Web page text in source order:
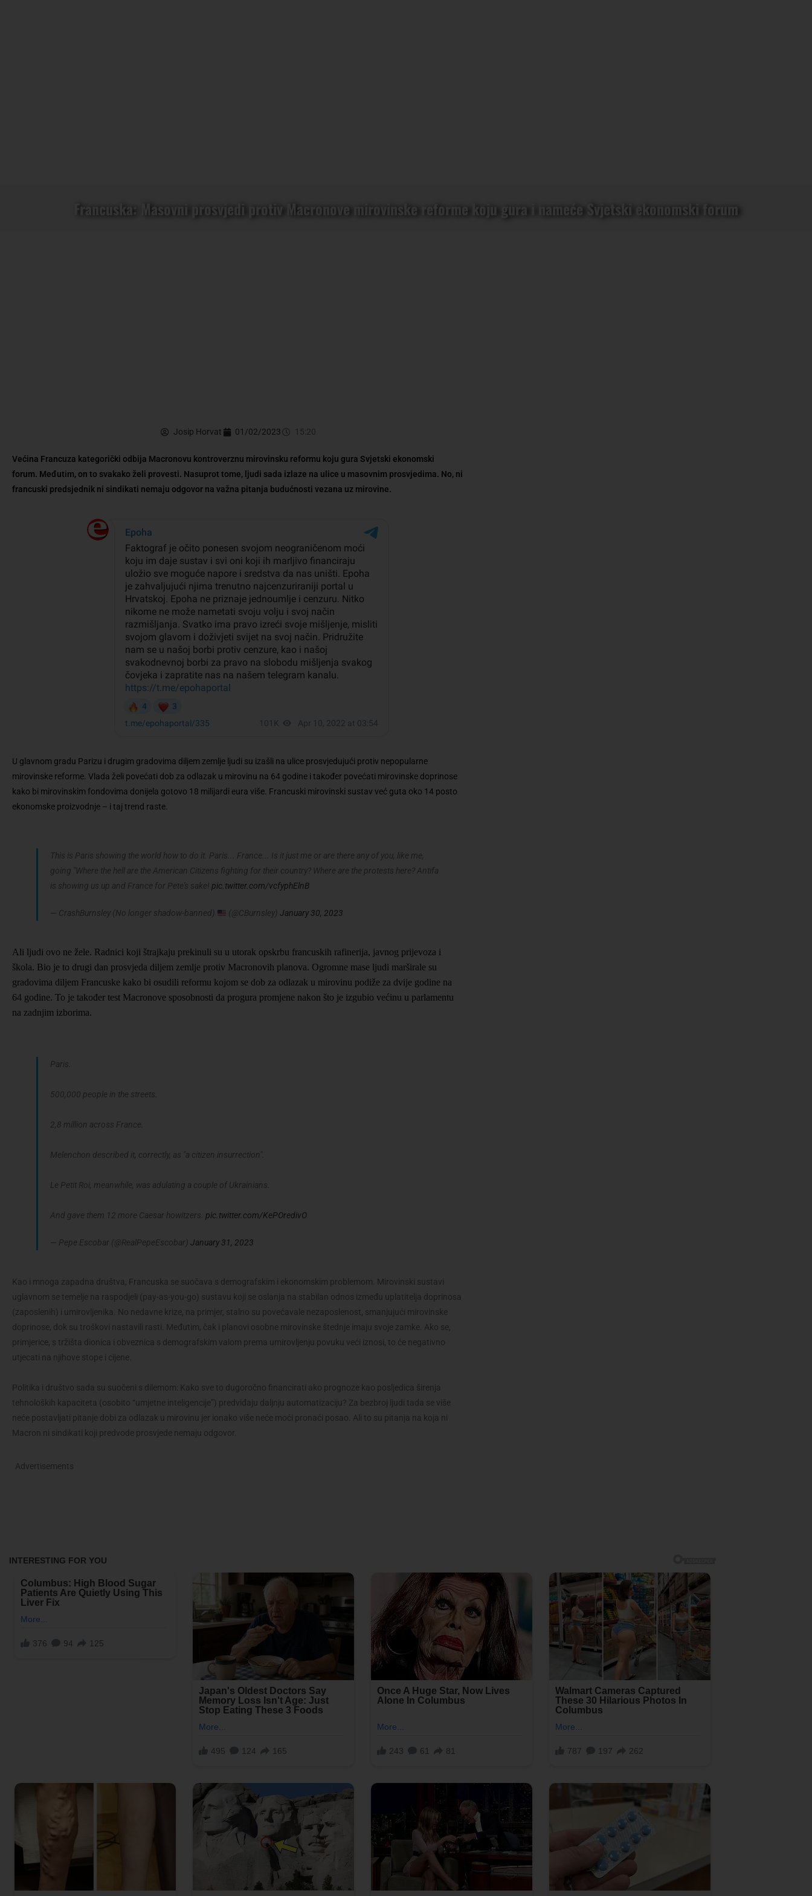
Francuska: Masovni prosvjedi protiv Macronove mirovinske reforme koju gura i nameće Svjetski ekonomski forum
Josip Horvat 01/02/2023 15:20
Većina Francuza kategorički odbija Macronovu kontroverznu mirovinsku reformu koju gura Svjetski ekonomski
forum. Međutim, on to svakako želi provesti. Nasuprot tome, ljudi sada izlaze na ulice u masovnim prosvjedima. No, ni
francuski predsjednik ni sindikati nemaju odgovor na važna pitanja budućnosti vezana uz mirovine.
U glavnom gradu Parizu i drugim gradovima diljem zemlje ljudi su izašli na ulice prosvjedujući protiv nepopularne
mirovinske reforme. Vlada želi povećati dob za odlazak u mirovinu na 64 godine i također povećati mirovinske doprinose
kako bi mirovinskim fondovima donijela gotovo 18 milijardi eura više. Francuski mirovinski sustav već guta oko 14 posto
ekonomske proizvodnje – i taj trend raste.
This is Paris showing the world how to do it. Paris... France... Is it just me or are there any of you, like me,
going "Where the hell are the American Citizens fighting for their country? Where are the protests here? Antifa
is showing us up and France for Pete's sake! pic.twitter.com/vcfyphElnB
— CrashBurnsley (No longer shadow-banned) (@CBurnsley) January 30, 2023
Ali ljudi ovo ne žele. Radnici koji štrajkaju prekinuli su u utorak opskrbu francuskih rafinerija, javnog prijevoza i
škola. Bio je to drugi dan prosvjeda diljem zemlje protiv Macronovih planova. Ogromne mase ljudi marširale su
gradovima diljem Francuske kako bi osudili reformu kojom se dob za odlazak u mirovinu podiže za dvije godine na
64 godine. To je također test Macronove sposobnosti da progura promjene nakon što je izgubio većinu u parlamentu
na zadnjim izborima.
Paris.
500,000 people in the streets.
2,8 million across France.
Melenchon described it, correctly, as "a citizen insurrection".
Le Petit Roi, meanwhile, was adulating a couple of Ukrainians.
And gave them 12 more Caesar howitzers. pic.twitter.com/KePOredivO
— Pepe Escobar (@RealPepeEscobar) January 31, 2023
Kao i mnoga zapadna društva, Francuska se suočava s demografskim i ekonomskim problemom. Mirovinski sustavi
uglavnom se temelje na raspodjeli (pay-as-you-go) sustavu koji se oslanja na stabilan odnos između uplatitelja doprinosa
(zaposlenih) i umirovljenika. No nedavne krize, na primjer, stalno su povećavale nezaposlenost, smanjujući mirovinske
doprinose, dok su troškovi nastavili rasti. Međutim, čak i planovi osobne mirovinske štednje imaju svoje zamke. Ako se,
primjerice, s tržišta dionica i obveznica s demografskim valom prema umirovljenju povuku veći iznosi, to će negativno
utjecati na njihove stope i cijene.
Politika i društvo sada su suočeni s dilemom: Kako sve to dugoročno financirati ako prognoze kao posljedica širenja
tehnoloških kapaciteta (osobito “umjetne inteligencije”) predviđaju daljnju automatizaciju? Za bezbroj ljudi tada se više
neće postavljati pitanje dobi za odlazak u mirovinu jer ionako više neće moći pronaći posao. Ali to su pitanja na koja ni
Macron ni sindikati koji predvode prosvjede nemaju odgovor.
Advertisements